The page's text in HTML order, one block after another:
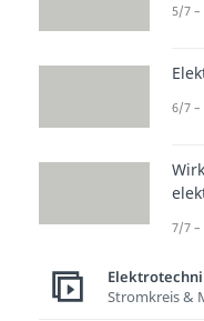
5/7 –
6/7 –
7/7 –
Stromkreis &